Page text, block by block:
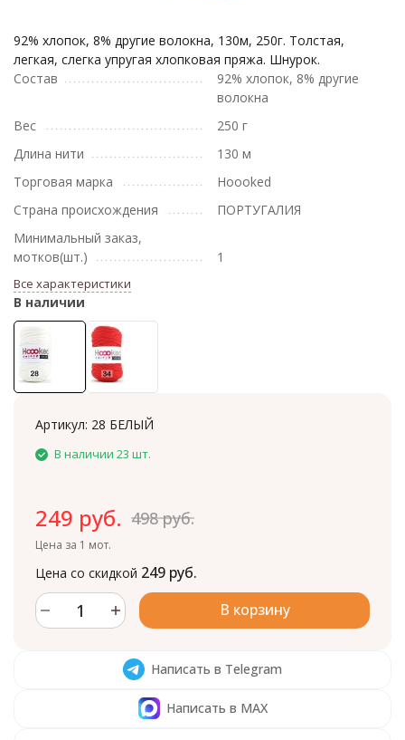
92% хлопок, 8% другие волокна, 130м, 250г. Толстая,
легкая, слегка упругая хлопковая пряжа. Шнурок.
Состав
92% хлопок, 8% другие
волокна
Вес
250 г
Длина нити
130 м
Торговая марка
Hoooked
Страна происхождения
ПОРТУГАЛИЯ
Минимальный заказ,
мотков(шт.)
1
Все характеристики
В наличии
Артикул: 28 БЕЛЫЙ
В наличии 23 шт.
249 руб. 498 руб.
Цена за 1 мот.
Цена со скидкой 249 руб.
В корзину
Написать в Telegram
Написать в MAX